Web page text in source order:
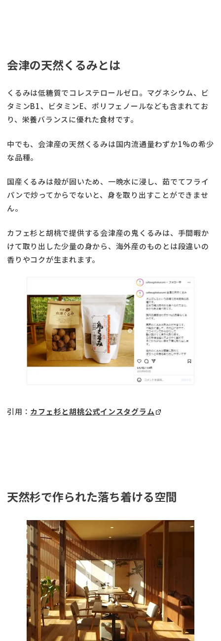
会津の天然くるみとは
くるみは低糖質でコレステロールゼロ。マグネシウム、ビ
タミンB1、ビタミンE、ポリフェノールなども含まれてお
り、栄養バランスに優れた食材です。
中でも、会津産の天然くるみは国内流通量わずか1%の希少
な品種。
国産くるみは殻が固いため、一晩水に浸し、茹でてフライ
パンで炒ってからでないと、身を取り出すことができませ
ん。
カフェ杉と胡桃で提供する会津産の鬼くるみは、手間暇か
けて取り出した少量の身から、海外産のものとは段違いの
香りやコクが生まれます。
引用： カフェ杉と胡桃公式インスタグラム
天然杉で作られた落ち着ける空間